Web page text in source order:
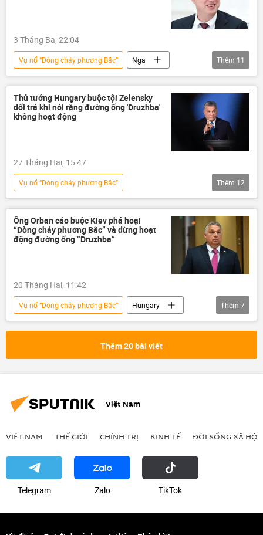
3 Tháng Ba, 22:04
Vụ nổ “Dòng chảy phương Bắc”
Nga
Dòng chảy phương Bắc-2
Đan Mạch
Đức
Thụy Điển
thông tin
Thế giới
Châu Âu
Thêm 11
Thủ tướng Hungary buộc tội Zelensky
dối trá khi nói rằng đường ống 'Druzhba'
không hoạt động
27 Tháng Hai, 15:47
Vụ nổ “Dòng chảy phương Bắc”
Vladimir Zelensky
Hungary
Chính trị
Kinh tế
Ukraina
Cuộc khủng hoảng ở Ukraina
EU
Thêm 12
Ông Orban cáo buộc Kiev phá hoại
“Dòng chảy phương Bắc” và dừng hoạt
động đường ống “Druzhba”
20 Tháng Hai, 11:42
Vụ nổ “Dòng chảy phương Bắc”
Hungary
Viktor Orban
Ukraina
Nga
Châu Âu
Thêm 7
Thêm 20 bài viết
Việt Nam
VIỆT NAM THẾ GIỚI CHÍNH TRỊ KINH TẾ ĐỜI SỐNG XÃ HỘI
Telegram Zalo ТikТоk